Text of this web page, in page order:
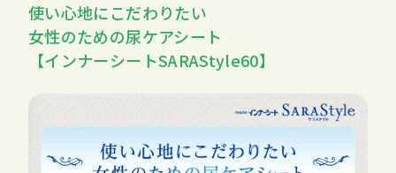
使い心地にこだわりたい
女性のための尿ケアシート
【インナーシートSARAStyle60】